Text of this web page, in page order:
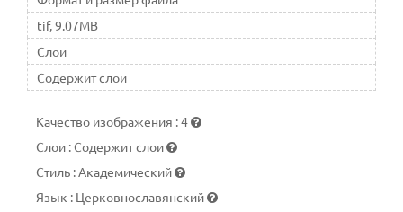
tif, 9.07MB
Слои
Содержит слои
Качество изображения :4
Слои :Содержит слои
Стиль :Академический
Язык : Церковнославянский